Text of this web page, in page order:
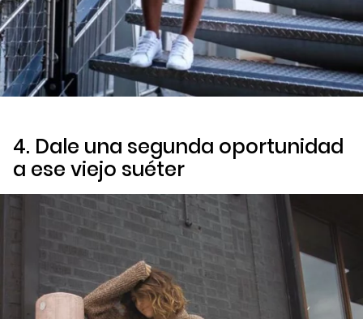
4. Dale una segunda oportunidad
a ese viejo suéter